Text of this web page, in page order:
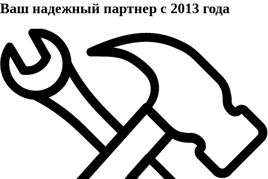
Ваш надежный партнер с 2013 года